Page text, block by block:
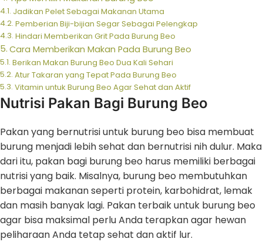
Jadikan Pelet Sebagai Makanan Utama
Pemberian Biji-bijian Segar Sebagai Pelengkap
Hindari Memberikan Grit Pada Burung Beo
Cara Memberikan Makan Pada Burung Beo
Berikan Makan Burung Beo Dua Kali Sehari
Atur Takaran yang Tepat Pada Burung Beo
Vitamin untuk Burung Beo Agar Sehat dan Aktif
Nutrisi Pakan Bagi Burung Beo
Pakan yang bernutrisi untuk burung beo bisa membuat
burung menjadi lebih sehat dan bernutrisi nih dulur. Maka
dari itu, pakan bagi burung beo harus memiliki berbagai
nutrisi yang baik. Misalnya, burung beo membutuhkan
berbagai makanan seperti protein, karbohidrat, lemak
dan masih banyak lagi. Pakan terbaik untuk burung beo
agar bisa maksimal perlu Anda terapkan agar hewan
peliharaan Anda tetap sehat dan aktif lur.